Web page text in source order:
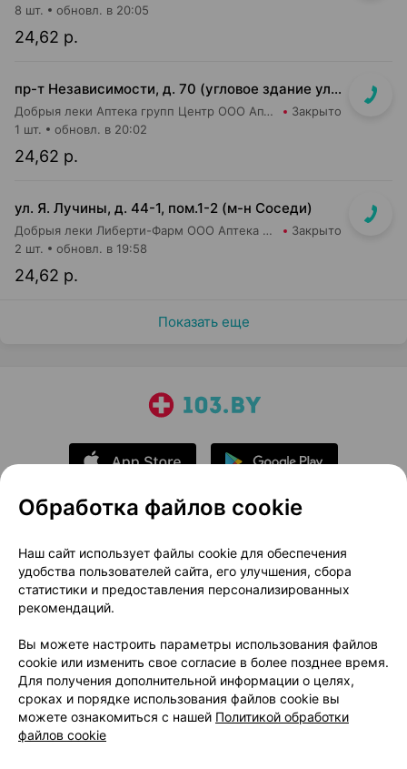
24,62 р.
8 шт. обновл. в 20:05
пр-т Независимости, д. 70 (угловое здание ул. Сурганова, д. 17)
Добрыя леки Аптека групп Центр ООО Аптека №26 Закрыто
24,62 р.
1 шт. обновл. в 20:02
ул. Я. Лучины, д. 44-1, пом.1-2 (м-н Соседи)
Добрыя леки Либерти-Фарм ООО Аптека №8 Закрыто
24,62 р.
2 шт. обновл. в 19:58
Показать еще
О проекте
Новости проекта
Размещение рекламы
Медицинский маркетинг
Публичный договор
Доставка
Способы оплаты
Вакансии
Партнеры
Написать руководителю 103.by
Написать в поддержку
Персональные настройки Cookie
Обработка файлов cookie
Наш сайт использует файлы cookie для обеспечения
удобства пользователей сайта, его улучшения, сбора
статистики и предоставления персонализированных
рекомендаций.
Вы можете настроить параметры использования файлов
cookie или изменить свое согласие в более позднее время.
Для получения дополнительной информации о целях,
сроках и порядке использования файлов cookie вы
можете ознакомиться с нашей Политикой обработки
файлов cookie